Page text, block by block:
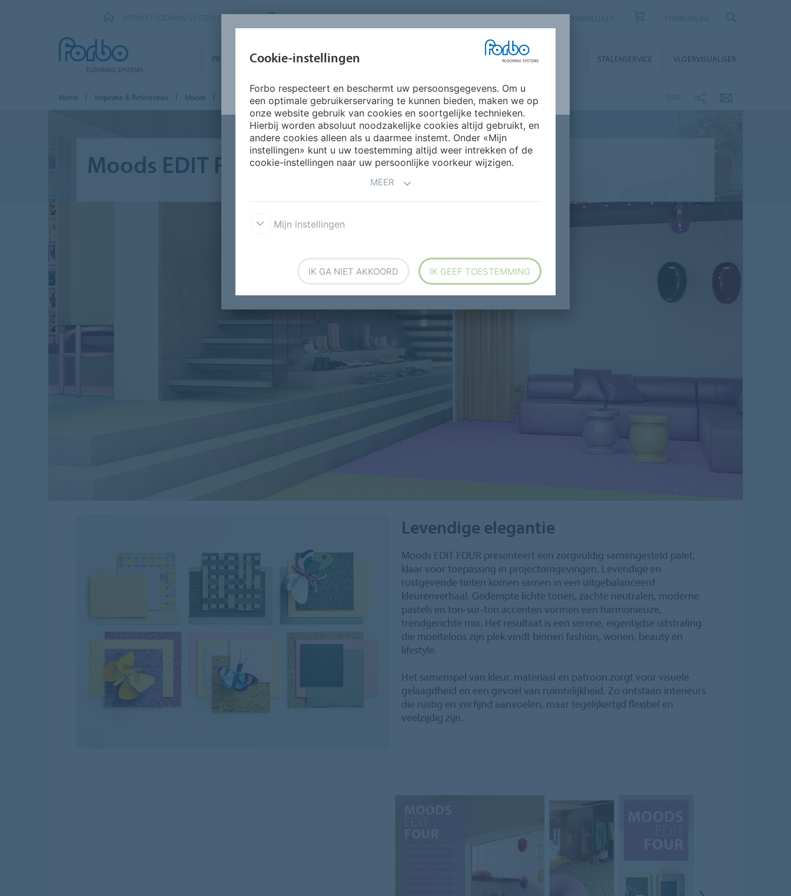
NETHERLANDS
PRODUCTEN SEGMENTEN
INSPIRATIE &
REFERENTIES
DUURZAAMHEID
INSTALLATIE &
ONDERHOUD
STALENSERVICE VLOERVISUALISER
Home Inspiratie & Referenties Moods Moods EDIT FOUR
Moods EDIT FOUR
Levendige elegantie
Moods EDIT FOUR presenteert een zorgvuldig samengesteld palet,
klaar voor toepassing in projectomgevingen. Levendige en
rustgevende tinten komen samen in een uitgebalanceerd
kleurenverhaal. Gedempte lichte tonen, zachte neutralen, moderne
pastels en ton‑sur‑ton accenten vormen een harmonieuze,
trendgerichte mix. Het resultaat is een serene, eigentijdse uitstraling
die moeiteloos zijn plek vindt binnen fashion, wonen, beauty en
lifestyle.
Het samenspel van kleur, materiaal en patroon zorgt voor visuele
gelaagdheid en een gevoel van ruimtelijkheid. Zo ontstaan interieurs
die rustig en verfijnd aanvoelen, maar tegelijkertijd flexibel en
veelzijdig zijn.
Cookie-instellingen
Forbo respecteert en beschermt uw persoonsgegevens. Om u
een optimale gebruikerservaring te kunnen bieden, maken we op
onze website gebruik van cookies en soortgelijke technieken.
Hierbij worden absoluut noodzakelijke cookies altijd gebruikt, en
andere cookies alleen als u daarmee instemt. Onder «Mijn
instellingen» kunt u uw toestemming altijd weer intrekken of de
cookie-instellingen naar uw persoonlijke voorkeur wijzigen.
MEER
Mijn instellingen
IK GA NIET AKKOORD IK GEEF TOESTEMMING